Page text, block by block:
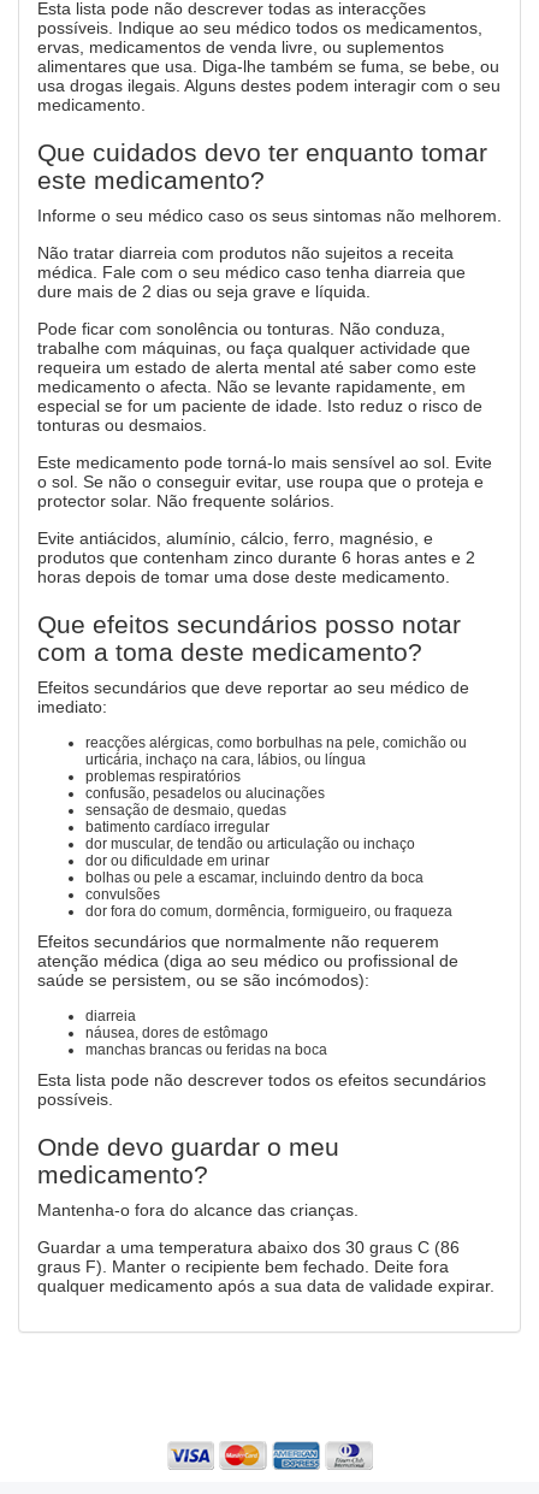
Esta lista pode não descrever todas as interacções
possíveis. Indique ao seu médico todos os medicamentos,
ervas, medicamentos de venda livre, ou suplementos
alimentares que usa. Diga-lhe também se fuma, se bebe, ou
usa drogas ilegais. Alguns destes podem interagir com o seu
medicamento.
Que cuidados devo ter enquanto tomar
este medicamento?
Informe o seu médico caso os seus sintomas não melhorem.
Não tratar diarreia com produtos não sujeitos a receita
médica. Fale com o seu médico caso tenha diarreia que
dure mais de 2 dias ou seja grave e líquida.
Pode ficar com sonolência ou tonturas. Não conduza,
trabalhe com máquinas, ou faça qualquer actividade que
requeira um estado de alerta mental até saber como este
medicamento o afecta. Não se levante rapidamente, em
especial se for um paciente de idade. Isto reduz o risco de
tonturas ou desmaios.
Este medicamento pode torná-lo mais sensível ao sol. Evite
o sol. Se não o conseguir evitar, use roupa que o proteja e
protector solar. Não frequente solários.
Evite antiácidos, alumínio, cálcio, ferro, magnésio, e
produtos que contenham zinco durante 6 horas antes e 2
horas depois de tomar uma dose deste medicamento.
Que efeitos secundários posso notar
com a toma deste medicamento?
Efeitos secundários que deve reportar ao seu médico de
imediato:
reacções alérgicas, como borbulhas na pele, comichão ou
urticária, inchaço na cara, lábios, ou língua
problemas respiratórios
confusão, pesadelos ou alucinações
sensação de desmaio, quedas
batimento cardíaco irregular
dor muscular, de tendão ou articulação ou inchaço
dor ou dificuldade em urinar
bolhas ou pele a escamar, incluindo dentro da boca
convulsões
dor fora do comum, dormência, formigueiro, ou fraqueza
Efeitos secundários que normalmente não requerem
atenção médica (diga ao seu médico ou profissional de
saúde se persistem, ou se são incómodos):
diarreia
náusea, dores de estômago
manchas brancas ou feridas na boca
Esta lista pode não descrever todos os efeitos secundários
possíveis.
Onde devo guardar o meu
medicamento?
Mantenha-o fora do alcance das crianças.
Guardar a uma temperatura abaixo dos 30 graus C (86
graus F). Manter o recipiente bem fechado. Deite fora
qualquer medicamento após a sua data de validade expirar.